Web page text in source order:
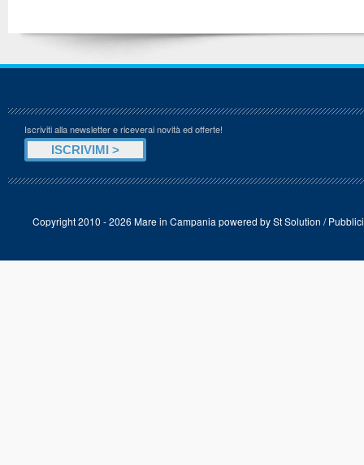
Iscriviti alla newsletter e riceverai novità ed offerte!
Copyright 2010 - 2026 Mare in Campania powered bySt Solution /